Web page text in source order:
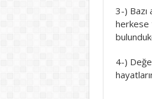
3-) Bazı
herkese
4-)